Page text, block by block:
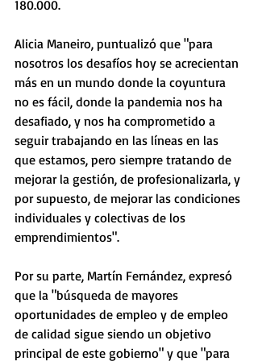
180.000.
Alicia Maneiro, puntualizó que "para
nosotros los desafíos hoy se acrecientan
más en un mundo donde la coyuntura
no es fácil, donde la pandemia nos ha
desafiado, y nos ha comprometido a
seguir trabajando en las líneas en las
que estamos, pero siempre tratando de
mejorar la gestión, de profesionalizarla, y
por supuesto, de mejorar las condiciones
individuales y colectivas de los
emprendimientos".
Por su parte, Martín Fernández, expresó
que la "búsqueda de mayores
oportunidades de empleo y de empleo
de calidad sigue siendo un objetivo
principal de este gobierno" y que "para